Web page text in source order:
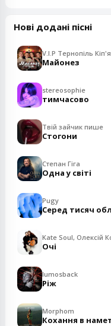
Нові додані пісні
V.I.P Тернопіль
Майонез
stereosophie
тимчасово
Твій зайчик пише
Стогони
Степан Гіга
Одна у світі
Pugy
Серед тисяч
Kate Soul, Олексій
Очі
lumosback
Ріж
Morphom
Кохання в